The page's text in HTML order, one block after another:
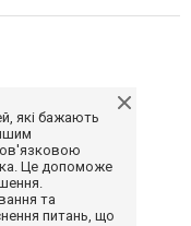
які бажають
Це допоможе
та
питань, що